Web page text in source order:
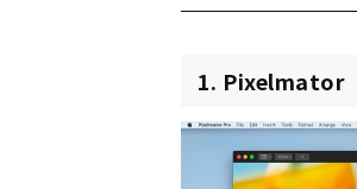
1. Pixelmator